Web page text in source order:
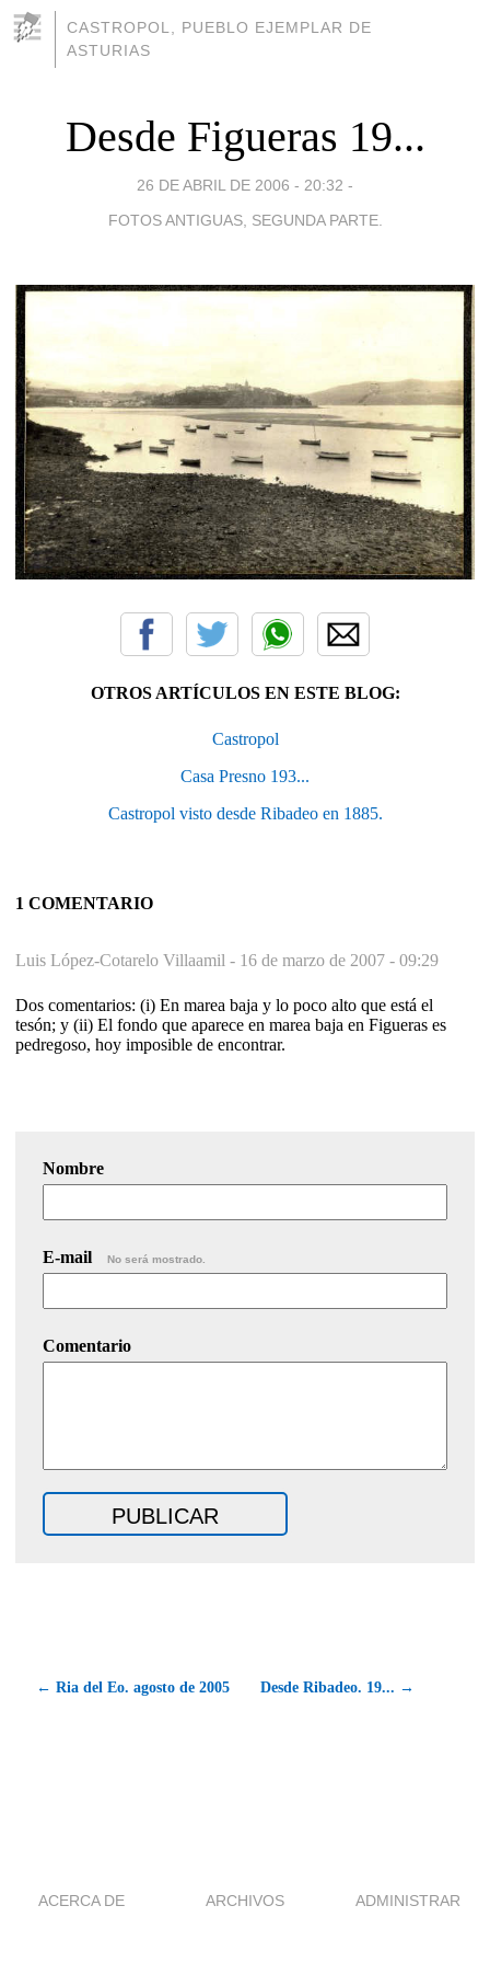
CASTROPOL, PUEBLO EJEMPLAR DE
ASTURIAS
Desde Figueras 19...
26 DE ABRIL DE 2006 - 20:32 -
FOTOS ANTIGUAS, SEGUNDA PARTE.
OTROS ARTÍCULOS EN ESTE BLOG:
Castropol
Casa Presno 193...
Castropol visto desde Ribadeo en 1885.
1 COMENTARIO
Luis López-Cotarelo Villaamil - 16 de marzo de 2007 - 09:29
Dos comentarios: (i) En marea baja y lo poco alto que está el
tesón; y (ii) El fondo que aparece en marea baja en Figueras es
pedregoso, hoy imposible de encontrar.
Nombre
E-mail No será mostrado.
Comentario
← Ria del Eo. agosto de 2005 Desde Ribadeo. 19... →
ACERCA DE ARCHIVOS ADMINISTRAR